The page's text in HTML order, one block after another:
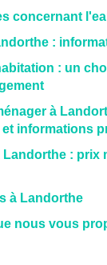
concernant
:
: un
à
informations
Landorthe : prix
à Landorthe
nous vous